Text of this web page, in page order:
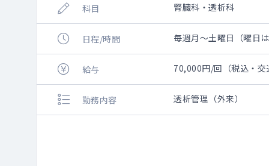
科目 腎臓科・透析科
日程/時間 毎週月～土曜日（曜日
給与 70,000円/回（税込・交
勤務内容 透析管理（外来）